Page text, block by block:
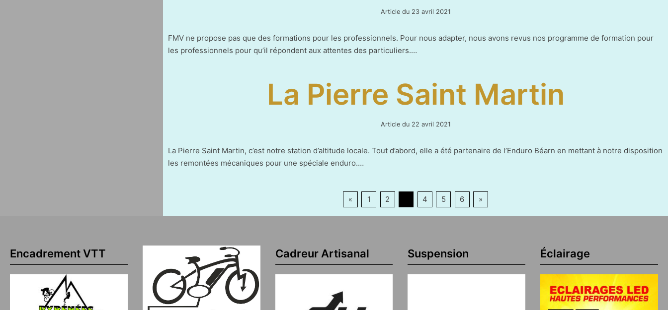
Article du 23 avril 202118
FMV ne propose pas que des formations pour les professionnels. Pour nous adapter, nous avons revus nos programme de formation pour
les professionnels pour qu’il répondent aux attentes des particuliers.…
La Pierre Saint Martin
Article du 22 avril 20218
La Pierre Saint Martin, c’est notre station d’altitude locale. Tout d’abord, elle a été partenaire de l’Enduro Béarn en mettant à notre disposition
les remontées mécaniques pour une spéciale enduro.…
des
« 1 2 4 5 6 »
Encadrement VTT Cadreur Artisanal Suspension Éclairage